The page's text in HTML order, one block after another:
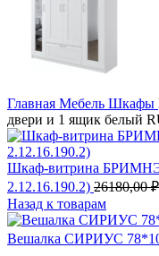
Главная Мебель Шкафы
двери и 1 ящик белый
Шкаф-витрина
2.12.16.190.2) 26180,00₽
Назад к товарам
Вешалка СИРИУС